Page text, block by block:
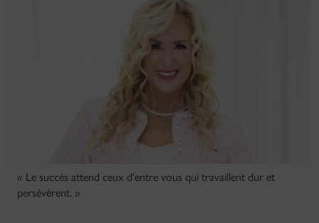
« Le succès attend ceux d'entre vous qui travaillent dur et
persévèrent. »